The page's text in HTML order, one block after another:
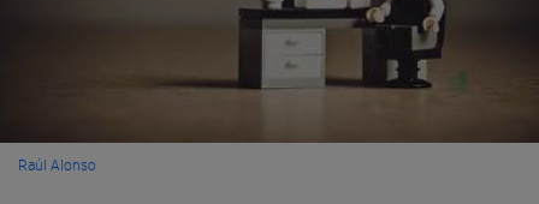
Raúl Alonso